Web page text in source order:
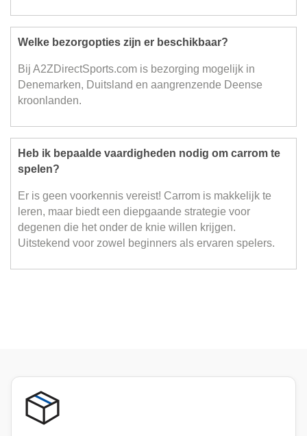
Welke bezorgopties zijn er beschikbaar?
Bij A2ZDirectSports.com is bezorging mogelijk in
Denemarken, Duitsland en aangrenzende Deense
kroonlanden.
Heb ik bepaalde vaardigheden nodig om carrom te
spelen?
Er is geen voorkennis vereist! Carrom is makkelijk te
leren, maar biedt een diepgaande strategie voor
degenen die het onder de knie willen krijgen.
Uitstekend voor zowel beginners als ervaren spelers.